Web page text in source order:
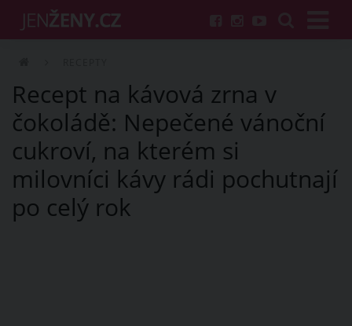
Recept na kávová zrna v
čokoládě: Nepečené vánoční
cukroví, na kterém si
milovníci kávy rádi pochutnají
po celý rok